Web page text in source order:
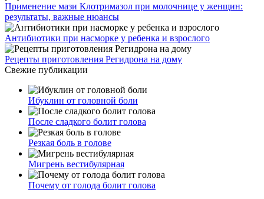
Применение мази Клотримазол при молочнице у женщин:
результаты, важные нюансы
Антибиотики при насморке у ребенка и взрослого
Рецепты приготовления Регидрона на дому
Свежие публикации
Ибуклин от головной боли
После сладкого болит голова
Резкая боль в голове
Мигрень вестибулярная
Почему от голода болит голова